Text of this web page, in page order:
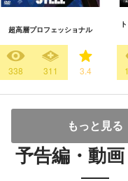
超高層プロフェッショナル
338 311 3.4
もっと見る
予告編・動